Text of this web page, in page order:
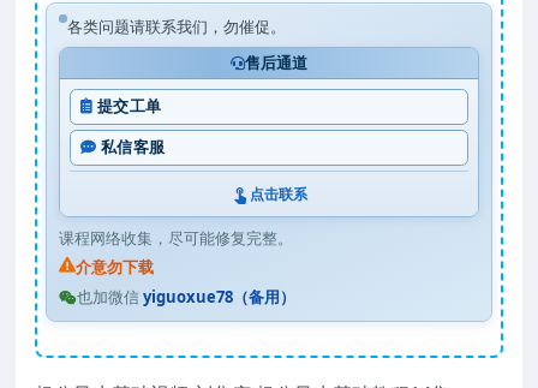
各类问题请联系我们，勿催促。
售后通道
提交工单
私信客服
点击联系
课程网络收集，尽可能修复完整。
介意勿下载
也加微信yiguoxue78（备用）